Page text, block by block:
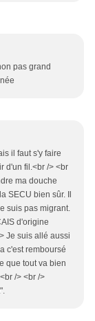
pas grand
il faut s'y faire
d'un fil.<br /> <br
ma douche
SECU bien sûr. Il
suis pas migrant.
d'origine
Je suis allé aussi
c'est remboursé
que tout va bien
/> <br />